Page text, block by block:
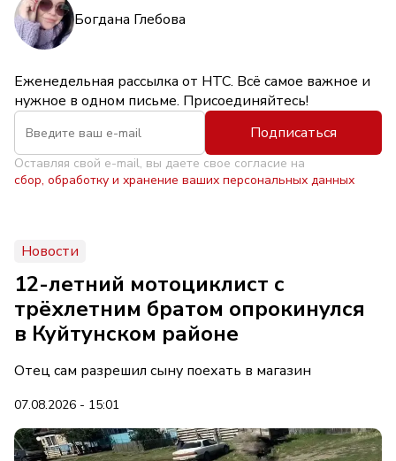
Богдана Глебова
Еженедельная рассылка от НТС. Всё самое важное и
нужное в одном письме. Присоединяйтесь!
Подписаться
Оставляя свой e-mail, вы даете свое согласие на
сбор, обработку и хранение ваших персональных данных
Новости
12-летний мотоциклист с
трёхлетним братом опрокинулся
в Куйтунском районе
Отец сам разрешил сыну поехать в магазин
07.08.2026 - 15:01